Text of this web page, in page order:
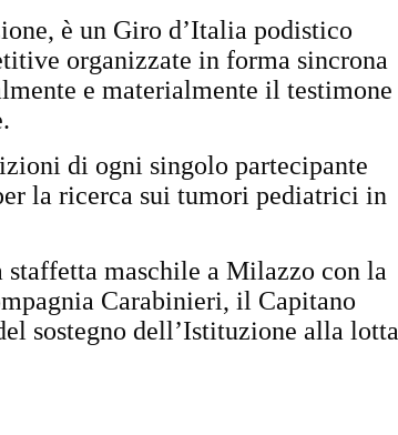
è un Giro d’Italia podistico
organizzate in forma sincrona
e materialmente il testimone
di ogni singolo partecipante
la ricerca sui tumori pediatrici in
maschile a Milazzo con la
Carabinieri, il Capitano
sostegno dell’Istituzione alla lotta